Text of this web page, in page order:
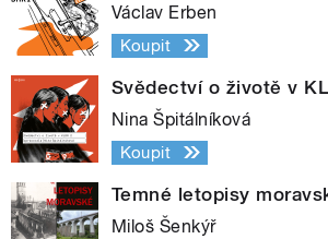
Václav Erben
Koupit
Svědectví o životě v
Nina Špitálníková
Koupit
Temné letopisy
Miloš Šenkýř